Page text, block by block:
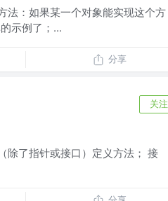
法：如果某一个对象能实现这个方
示例了；...
分享
关注
除了指针或接口）定义方法； 接